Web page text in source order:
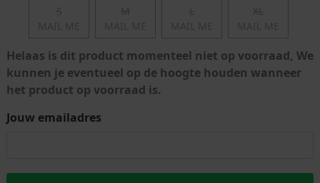
Helaas is dit product momenteel niet op voorraad, We
kunnen je eventueel op de hoogte houden wanneer
het product op voorraad is.
Jouw emailadres